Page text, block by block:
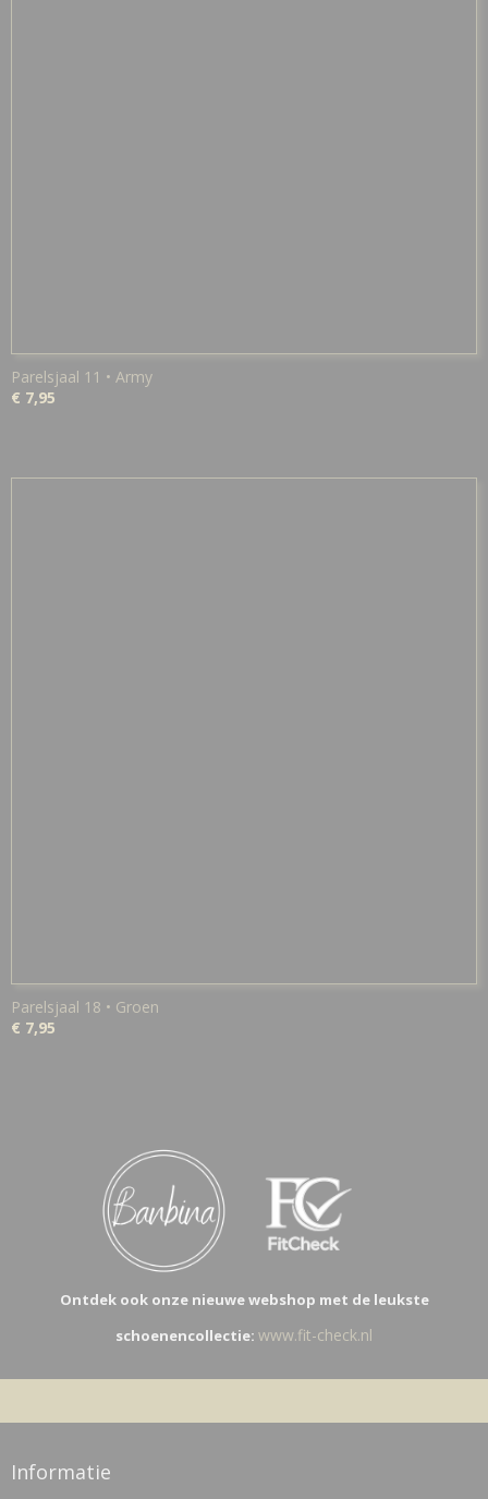
Parelsjaal 11 • Army
€ 7,95
Parelsjaal 18 • Groen
€ 7,95
Ontdek ook onze nieuwe webshop met de leukste
schoenencollectie: www.fit-check.nl
Informatie